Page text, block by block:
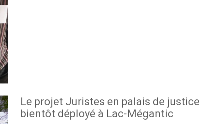
Le projet Juristes en palais de justice
bientôt déployé à Lac-Mégantic